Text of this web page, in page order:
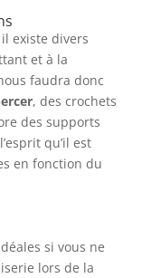
existe divers
et à la
faudra donc
, des crochets
des supports
qu’il est
en fonction du
si vous ne
lors de la